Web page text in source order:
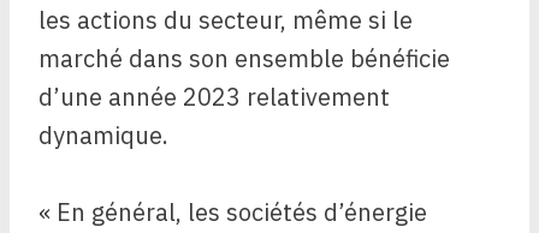
les actions du secteur, même si le
marché dans son ensemble bénéficie
d’une année 2023 relativement
dynamique.
« En général, les sociétés d’énergie